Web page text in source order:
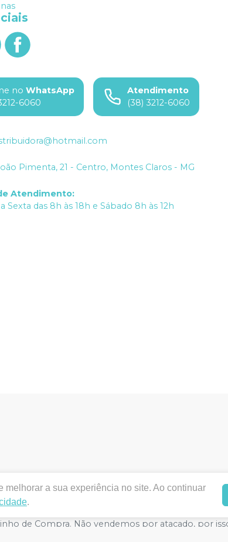
no WhatsApp
6060
Atendimento
(38) 3212-6060
Pimenta, 21 - Centro, Montes Claros - MG
Atendimento:
Sexta das 8h às 18h e Sábado 8h às 12h
|ODONTICA PRODUTOS
de Funcionamento ANVISA - Medicamentos:
- Fotos meramente ilustrativas - Os
de Compra. Não vendemos por atacado, por
a sua experiência no site. Ao continuar
.